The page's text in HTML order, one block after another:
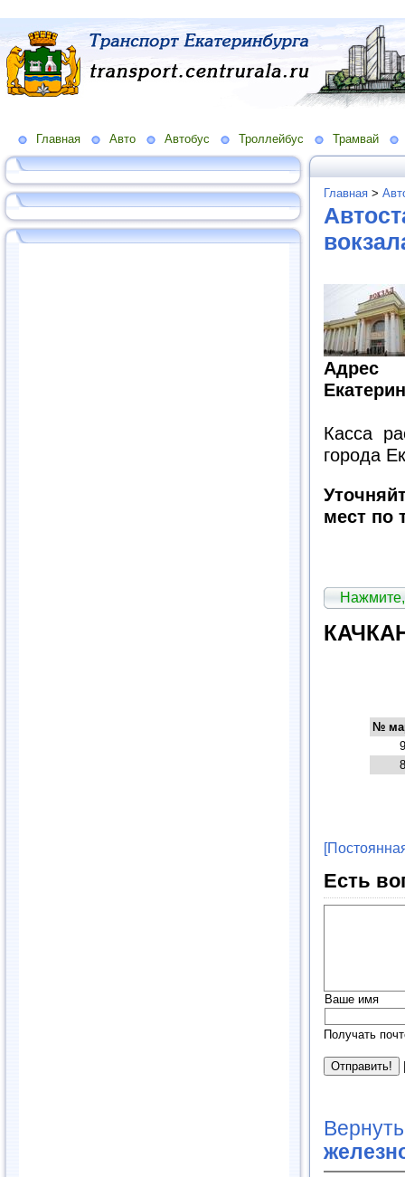
Главная Авто Автобус Троллейбус Трамвай
Главная >
Адрес
Касса
города
мест по
№
Есть
Ваше имя
Получать